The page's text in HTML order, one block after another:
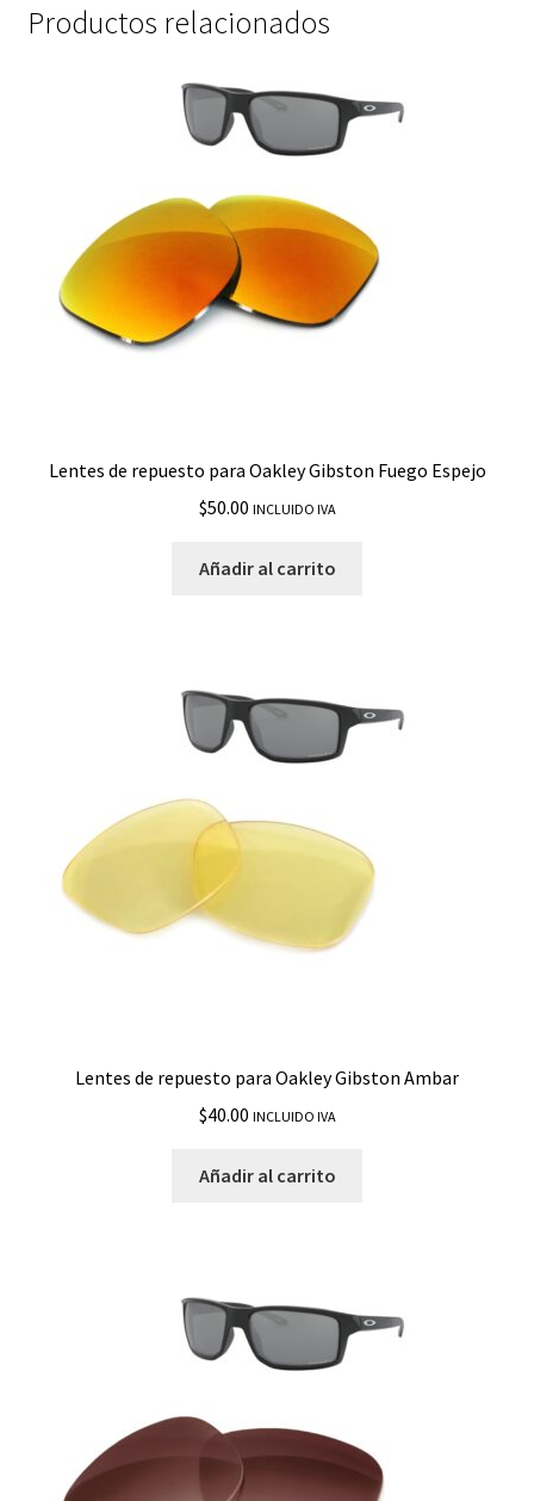
Productos relacionados
Lentes de repuesto para Oakley Gibston Fuego Espejo
$50.00 INCLUIDO IVA
Añadir al carrito
Lentes de repuesto para Oakley Gibston Ambar
$40.00 INCLUIDO IVA
Añadir al carrito